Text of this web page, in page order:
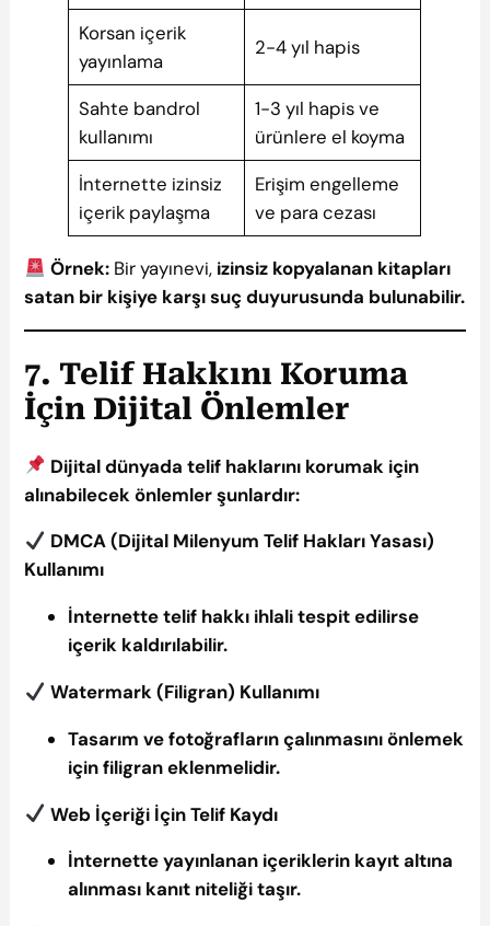
Korsan içerik
yayınlama
2-4 yıl hapis
Sahte bandrol
kullanımı
1-3 yıl hapis ve
ürünlere el koyma
İnternette izinsiz
içerik paylaşma
Erişim engelleme
ve para cezası
Örnek:Bir yayınevi, izinsiz kopyalanan kitapları
satan bir kişiye karşı suç duyurusunda bulunabilir.
7. Telif Hakkını Koruma
İçin Dijital Önlemler
Dijital dünyada telif haklarını korumak için
alınabilecek önlemler şunlardır:
DMCA (Dijital Milenyum Telif Hakları Yasası)
Kullanımı
İnternette telif hakkı ihlali tespit edilirse
içerik kaldırılabilir.
Watermark (Filigran) Kullanımı
Tasarım ve fotoğrafların çalınmasını önlemek
için filigran eklenmelidir.
Web İçeriği İçin Telif Kaydı
İnternette yayınlanan içeriklerin kayıt altına
alınması kanıt niteliği taşır.